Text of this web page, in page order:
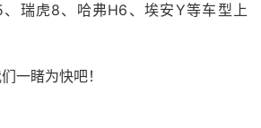
瑞虎8、哈弗H6、埃安Y等车型上
一睹为快吧！